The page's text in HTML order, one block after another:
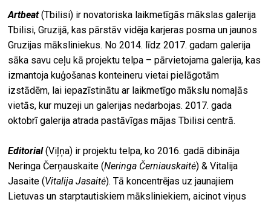
Artbeat(Tbilisi) ir novatoriska laikmetīgās mākslas galerija
Tbilisi, Gruzijā, kas pārstāv vidēja karjeras posma un jaunos
Gruzijas māksliniekus. No 2014. līdz 2017. gadam galerija
sāka savu ceļu kā projektu telpa – pārvietojama galerija, kas
izmantoja kuģošanas konteineru vietai pielāgotām
izstādēm, lai iepazīstinātu ar laikmetīgo mākslu nomaļās
vietās, kur muzeji un galerijas nedarbojas. 2017. gada
oktobrī galerija atrada pastāvīgas mājas Tbilisi centrā.
Editorial(Viļņa) ir projektu telpa, ko 2016. gadā dibināja
Neringa Čerņauskaite (Neringa Černiauskaitė) & Vitalija
Jasaite (Vitalija Jasaitė). Tā koncentrējas uz jaunajiem
Lietuvas un starptautiskiem māksliniekiem, aicinot viņus